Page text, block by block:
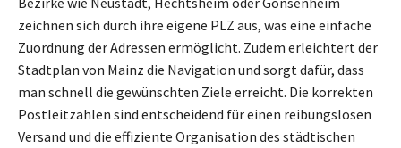
zeichnen sich durch ihre eigene PLZ aus, was eine einfache
Zuordnung der Adressen ermöglicht. Zudem erleichtert der
Stadtplan von Mainz die Navigation und sorgt dafür, dass
man schnell die gewünschten Ziele erreicht. Die korrekten
Postleitzahlen sind entscheidend für einen reibungslosen
Versand und die effiziente Organisation des städtischen